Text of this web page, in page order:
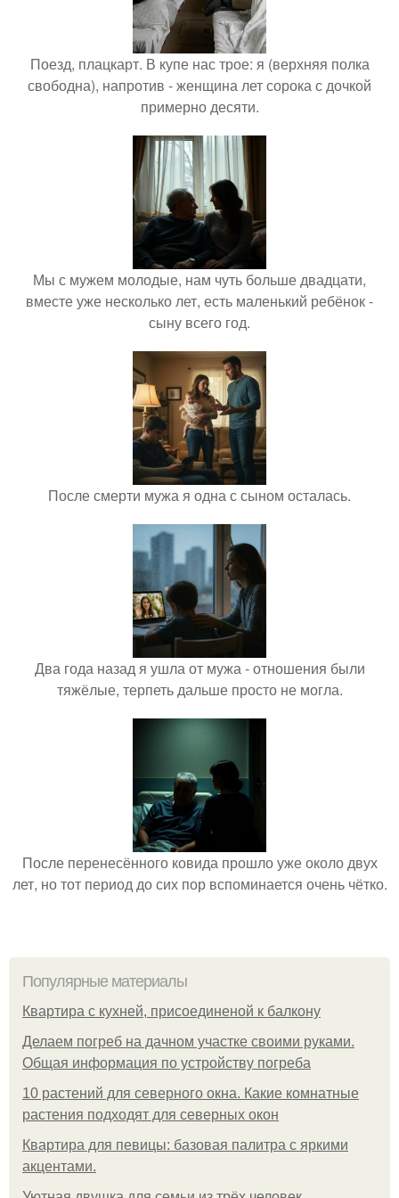
Поезд, плацкарт. В купе нас трое: я (верхняя полка
свободна), напротив - женщина лет сорока с дочкой
примерно десяти.
Мы с мужем молодые, нам чуть больше двадцати,
вместе уже несколько лет, есть маленький ребёнок -
сыну всего год.
После смерти мужа я одна с сыном осталась.
Два года назад я ушла от мужа - отношения были
тяжёлые, терпеть дальше просто не могла.
После перенесённого ковида прошло уже около двух
лет, но тот период до сих пор вспоминается очень чётко.
Популярные материалы
Квартира с кухней, присоединеной к балкону
Делаем погреб на дачном участке своими руками.
Общая информация по устройству погреба
10 растений для северного окна. Какие комнатные
растения подходят для северных окон
Квартира для певицы: базовая палитра с яркими
акцентами.